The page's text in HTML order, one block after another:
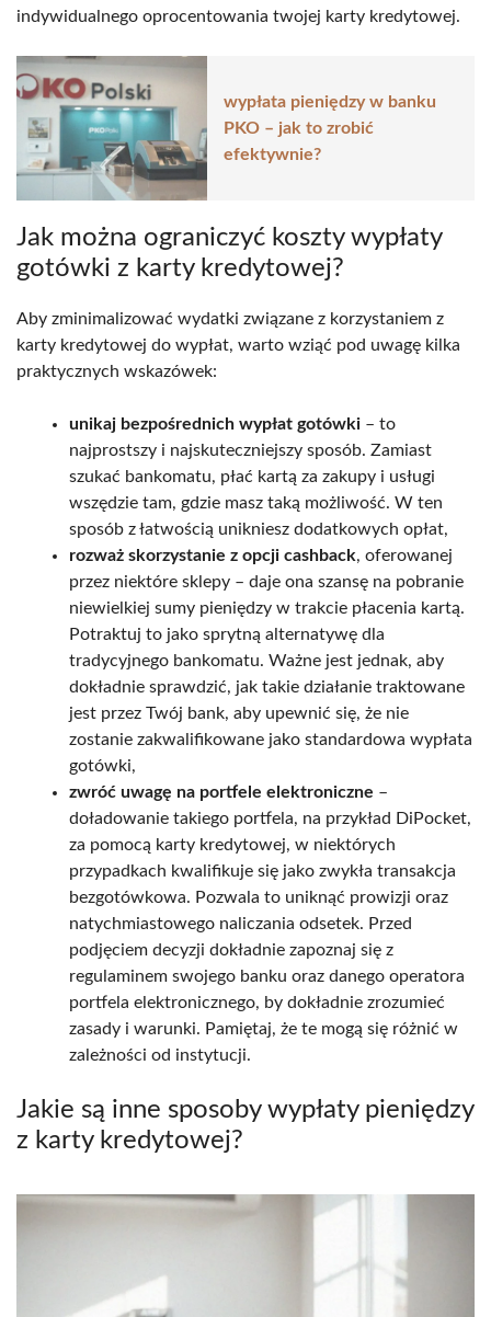
indywidualnego oprocentowania twojej karty kredytowej.
wypłata pieniędzy w banku
PKO – jak to zrobić
efektywnie?
Jak można ograniczyć koszty wypłaty
gotówki z karty kredytowej?
Aby zminimalizować wydatki związane z korzystaniem z
karty kredytowej do wypłat, warto wziąć pod uwagę kilka
praktycznych wskazówek:
unikaj bezpośrednich wypłat gotówki – to
najprostszy i najskuteczniejszy sposób. Zamiast
szukać bankomatu, płać kartą za zakupy i usługi
wszędzie tam, gdzie masz taką możliwość. W ten
sposób z łatwością unikniesz dodatkowych opłat,
rozważ skorzystanie z opcji cashback, oferowanej
przez niektóre sklepy – daje ona szansę na pobranie
niewielkiej sumy pieniędzy w trakcie płacenia kartą.
Potraktuj to jako sprytną alternatywę dla
tradycyjnego bankomatu. Ważne jest jednak, aby
dokładnie sprawdzić, jak takie działanie traktowane
jest przez Twój bank, aby upewnić się, że nie
zostanie zakwalifikowane jako standardowa wypłata
gotówki,
zwróć uwagę na portfele elektroniczne –
doładowanie takiego portfela, na przykład DiPocket,
za pomocą karty kredytowej, w niektórych
przypadkach kwalifikuje się jako zwykła transakcja
bezgotówkowa. Pozwala to uniknąć prowizji oraz
natychmiastowego naliczania odsetek. Przed
podjęciem decyzji dokładnie zapoznaj się z
regulaminem swojego banku oraz danego operatora
portfela elektronicznego, by dokładnie zrozumieć
zasady i warunki. Pamiętaj, że te mogą się różnić w
zależności od instytucji.
Jakie są inne sposoby wypłaty pieniędzy
z karty kredytowej?